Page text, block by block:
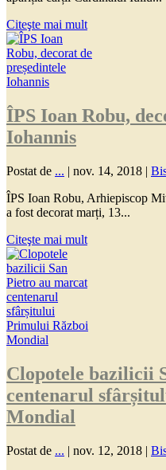
Citeşte mai mult
ÎPS Ioan Robu,
Iohannis
Postat de ... | nov. 14, 2018 |
ÎPS Ioan Robu, Arhiepiscop
a fost decorat marți, 13...
Citeşte mai mult
Clopotele bazilicii
centenarul
Mondial
Postat de ... | nov. 12, 2018 |